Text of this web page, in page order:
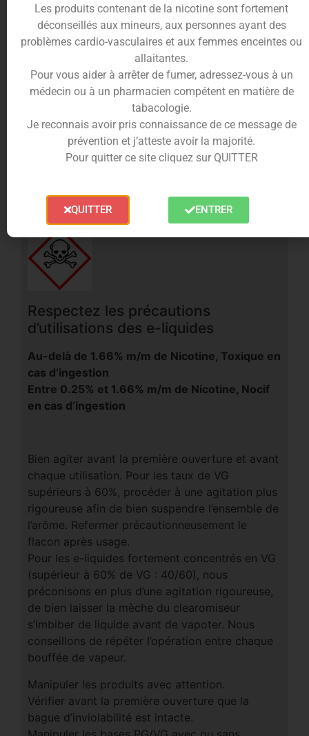
pod
Avec sa gamme ENFER POD, la marque française
ENFER adapte son ADN givré aux formats 10ml en
sels de nicotine. L’objectif reste le même :
proposer les e-liquides les plus frais du marché,
sans compromis sur l’intensité ni la qualité.
Menthol Original est l’essence même de cette
ambition : une recette monomentholée radicale,
sans détour, pour les amateurs de sensations
Respectez les précautions
d’utilisations des e-liquides
Au-delà de 1.66% m/m de Nicotine, Toxique en
cas d’ingestion
Entre 0.25% et 1.66% m/m de Nicotine, Nocif
en cas d’ingestion
Bien agiter avant la première ouverture et avant
chaque utilisation. Pour les taux de VG
supérieurs à 60%, procéder à une agitation plus
rigoureuse afin de bien suspendre l’ensemble de
l’arôme. Refermer précautionneusement le
flacon après usage.
Pour les e-liquides fortement concentrés en VG
(supérieur à 60% de VG : 40/60), nous
préconisons en plus d’une agitation rigoureuse,
de bien laisser la mèche du clearomiseur
s’imbiber de liquide avant de vapoter. Nous
conseillons de répéter l’opération entre chaque
bouffée de vapeur.
Manipuler les produits avec attention.
Vérifier avant la première ouverture que la
bague d’inviolabilité est intacte.
Les produits contenant de la nicotine sont fortement
déconseillés aux mineurs, aux personnes ayant des
problèmes cardio-vasculaires et aux femmes enceintes ou
allaitantes.
Pour vous aider à arrêter de fumer, adressez-vous à un
médecin ou à un pharmacien compétent en matière de
tabacologie.
Je reconnais avoir pris connaissance de ce message de
prévention et j’atteste avoir la majorité.
Pour quitter ce site cliquez sur QUITTER
QUITTER ENTRER